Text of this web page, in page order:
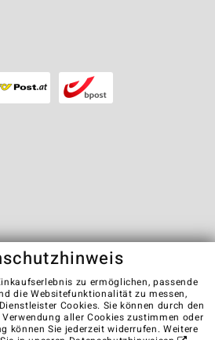
Cookies
Impressum
Vertrag widerrufen
zu ermöglichen, passende
die Websitefunktionalität zu messen,
Cookies. Sie können durch den
Verwendung aller Cookies zustimmen oder
können Sie jederzeit widerrufen. Weitere